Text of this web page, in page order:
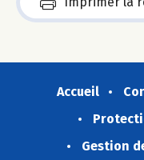
Accueil
Gestion